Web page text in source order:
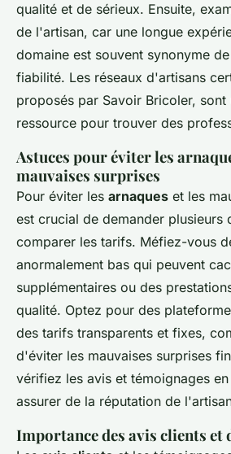
qualité et de sérieux. Ensuite,
de l'artisan, car une longue
domaine est souvent synonyme
fiabilité. Les réseaux d'artisans
proposés par Savoir Bricoler, sont
ressource pour trouver des
Astuces pour éviter les
mauvaises surprises
Pour éviter les arnaques et les
est crucial de demander plusieurs
comparer les tarifs. Méfiez-vous
anormalement bas qui peuvent
supplémentaires ou des
qualité. Optez pour des
des tarifs transparents et fixes,
d'éviter les mauvaises surprises
vérifiez les avis et témoignages
assurer de la réputation de
Importance des avis clients et